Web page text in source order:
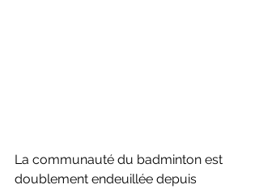
La communauté du badminton est
doublement endeuillée depuis